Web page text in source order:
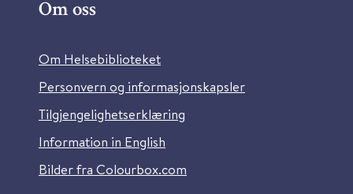
Om oss
Om Helsebiblioteket
Personvern og informasjonskapsler
Tilgjengelighetserklæring
Information in English
Bilder fra Colourbox.com